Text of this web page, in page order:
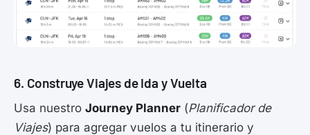
6. Construye Viajes de Ida y Vuelta
Usa nuestro Journey Planner (Planificador de
Viajes) para agregar vuelos a tu itinerario y